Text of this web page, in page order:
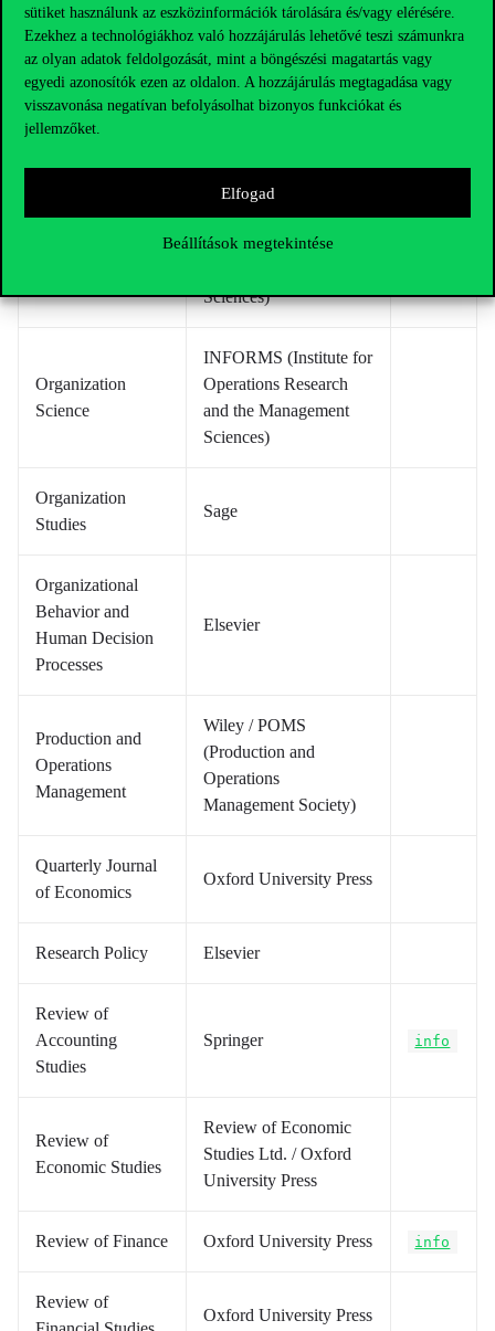
sütiket használunk az eszközinformációk tárolására és/vagy elérésére.
Ezekhez a technológiákhoz való hozzájárulás lehetővé teszi számunkra
az olyan adatok feldolgozását, mint a böngészési magatartás vagy
egyedi azonosítók ezen az oldalon. A hozzájárulás megtagadása vagy
visszavonása negatívan befolyásolhat bizonyos funkciókat és
jellemzőket.
Elfogad
Beállítások megtekintése
Sciences)
MIS Quarterly
Managment Information
Systems Research
INFORMS (Institute for
Operations Research
Sciences)
Organization
Science
INFORMS (Institute for
Operations Research
and the Management
Sciences)
Organization
Studies
Sage
Organizational
Behavior and
Human Decision
Processes
Elsevier
Production and
Operations
Management
Wiley / POMS
(Production and
Operations
Management Society)
Quarterly Journal
of Economics
Oxford University Press
Research Policy Elsevier
Review of
Accounting
Studies
Springer info
Review of
Economic Studies
Review of Economic
Studies Ltd. / Oxford
University Press
Review of Finance Oxford University Press info
Review of
Oxford University Press